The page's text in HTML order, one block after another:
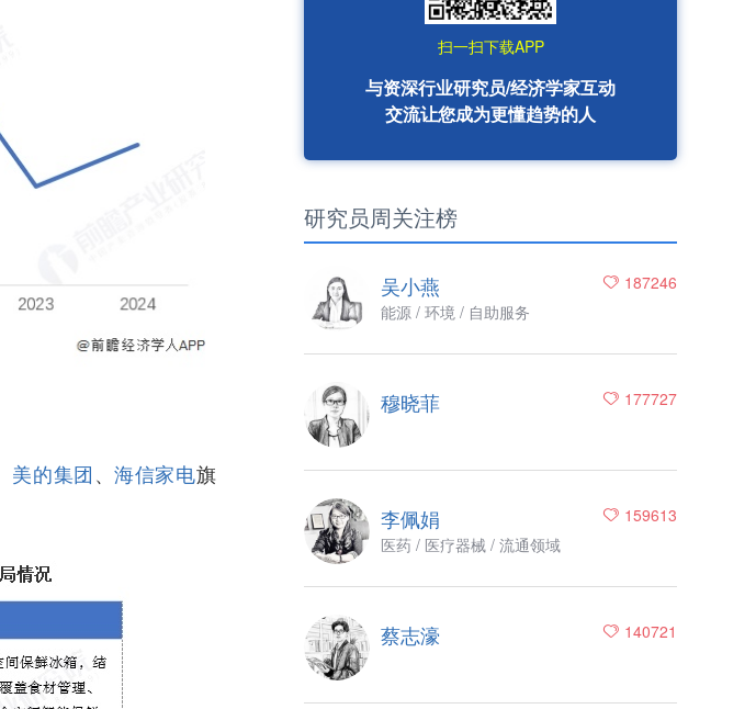
美的集团、海信家电旗
扫一扫下载APP
与资深行业研究员/经济学家互动
交流让您成为更懂趋势的人
研究员周关注榜
187246
吴小燕
能源 / 环境 / 自助服务
177727
穆晓菲
159613
李佩娟
医药 / 医疗器械 / 流通领域
140721
蔡志濠